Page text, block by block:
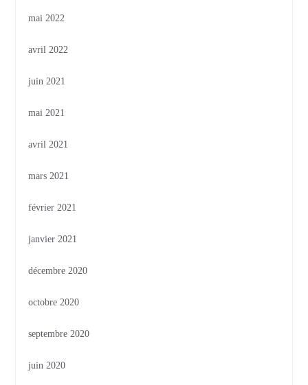
mai 2022
avril 2022
juin 2021
mai 2021
avril 2021
mars 2021
février 2021
janvier 2021
décembre 2020
octobre 2020
septembre 2020
juin 2020